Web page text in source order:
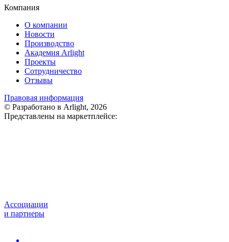
Компания
О компании
Новости
Производство
Академия Arlight
Проекты
Сотрудничество
Отзывы
Правовая информация
© Разработано в Arlight, 2026
Представлены на маркетплейсе:
Ассоциации
и партнеры